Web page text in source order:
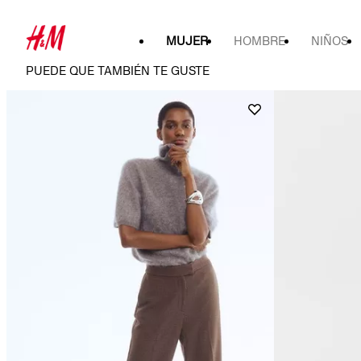
MUJER HOMBRE NIÑOS
PUEDE QUE TAMBIÉN TE GUSTE